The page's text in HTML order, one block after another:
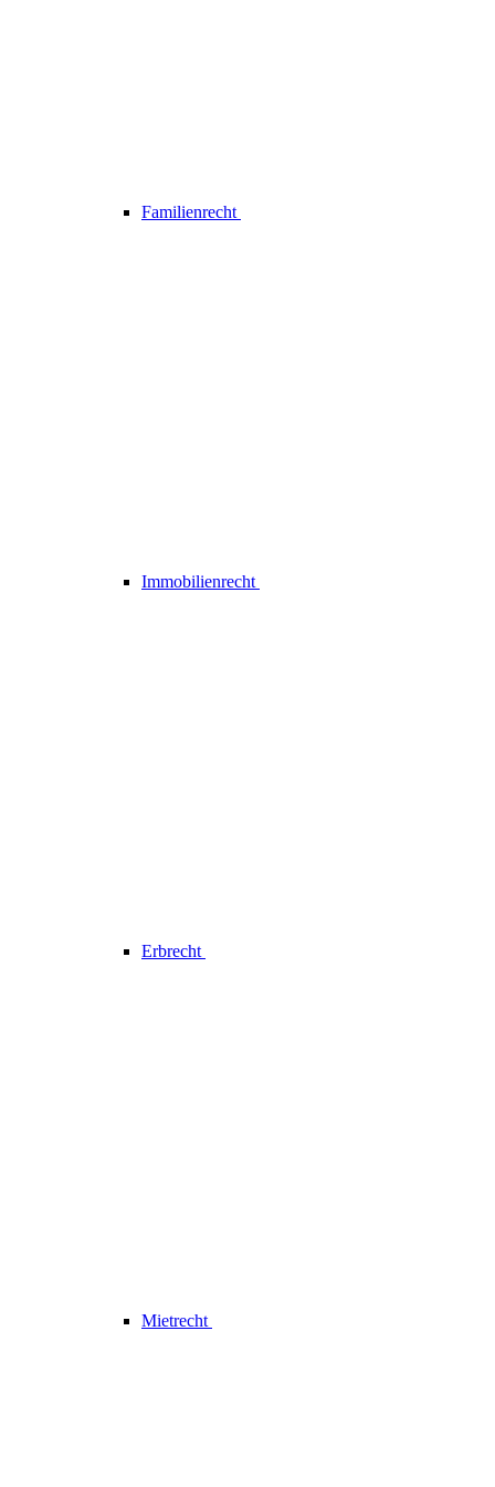
Familienrecht
Immobilienrecht
Erbrecht
Mietrecht